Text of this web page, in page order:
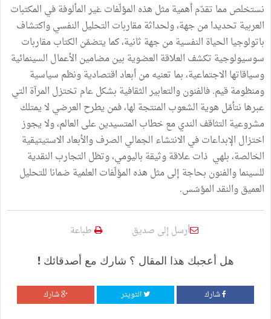
نستخلص مما تقدّم أهمية مثل هذه المؤلّفات غير المألوفة في المكتبات
العربية تحديدا من جهة، ولحداثة مقاربات التحليل النفسي واكتشاف
باتولوجيا الحياة النفسية من جهة ثانية، كما يتضمّن الكتاب مقاربات
سوسيولوجية تكشف العلاقة العضوية بين مضامين الأعمال السينمائية
وسياقاتها الاجتماعية، بما تعنيه من أبعاد اقتصادية ونظم سياسية
ومنظومة قيم. فالفنون والتعابير الثقافية بشكل عام تختزل المرآة التي
عبرها نتأمّل هوية الشعوب المنتجة لها، فمن يطرح العرضي لا يمتلك
مشروعية التثاقف الندي مع خطاب المتسيدين على العالم، ولا يجوز
اختزال الإبداعات في الانتشاء الجمالي الصرف والأبعاد الاستيتيقية
الخالصة، بلهي ذات علاقة وثيقة باليومي، وتظل التجارب النقدية
للسينما والفنون بحاجة إلى مثل هذه المؤلّفات العلمية ضمانا للتحليل
العميق والنقد المؤسّس.
أرسل إلى صديق طباعة
هل أعجبك هذا المقال ؟ شارك مع أصدقائك !
شارك التويتر شارك